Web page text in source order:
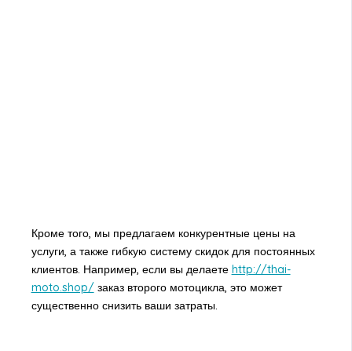
Кроме того, мы предлагаем конкурентные цены на
услуги, а также гибкую систему скидок для постоянных
клиентов. Например, если вы делаете http://thai-
moto.shop/заказ второго мотоцикла, это может
существенно снизить ваши затраты.